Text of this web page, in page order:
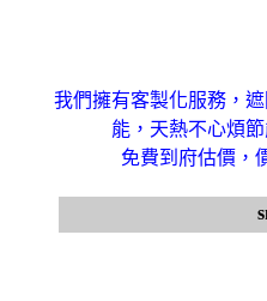
我們擁有客製化服務，
能，天熱不心煩
免費到府估價，